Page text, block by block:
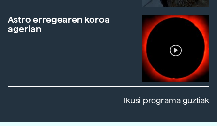
Astro erregearen koroa
agerian
Ikusi programa guztiak